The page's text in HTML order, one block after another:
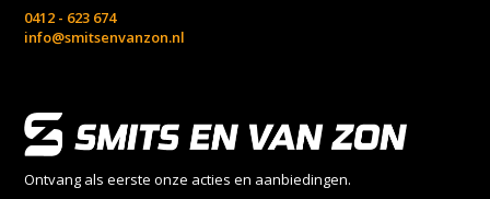
0412 - 623 674
info@smitsenvanzon.nl
Ontvang als eerste onze acties en aanbiedingen.